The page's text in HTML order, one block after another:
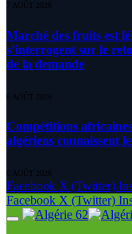
7 AOÛT 2026
Marché des fruits est
s’interrogent sur le
de la demande
6 AOÛT 2026
Compétitions
algériens connaissent
6 AOÛT 2026
Facebook X (Twitter)
Facebook X (Twitter)